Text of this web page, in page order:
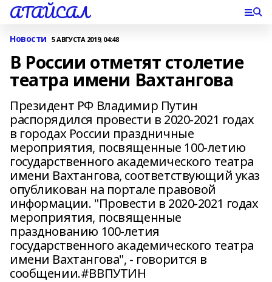
АТАЙСАЛ
Новости 5 АВГУСТА 2019, 04:48
В России отметят столетие
театра имени Вахтангова
Президент РФ Владимир Путин
распорядился провести в 2020-2021 годах
в городах России праздничные
мероприятия, посвященные 100-летию
государственного академического театра
имени Вахтангова, соответствующий указ
опубликован на портале правовой
информации. "Провести в 2020-2021 годах
мероприятия, посвященные
празднованию 100-летия
государственного академического театра
имени Вахтангова", - говорится в
сообщении.#ВВПУТИН